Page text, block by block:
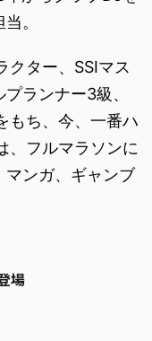
。
クター、SSIマス
ランナー3級、
もち、今、一番ハ
、フルマラソンに
マンガ、ギャンブ
場